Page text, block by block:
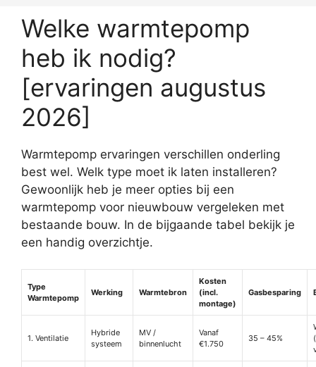
Welke warmtepomp
heb ik nodig?
[ervaringen augustus
2026]
Warmtepomp ervaringen verschillen onderling
best wel. Welk type moet ik laten installeren?
Gewoonlijk heb je meer opties bij een
warmtepomp voor nieuwbouw vergeleken met
bestaande bouw. In de bijgaande tabel bekijk je
een handig overzichtje.
Type
Warmtepomp
Werking Warmtebron
Kosten
(incl.
montage)
Gasbesparing
1. Ventilatie
Hybride
systeem
MV /
binnenlucht
Vanaf
€1.750
35 – 45%